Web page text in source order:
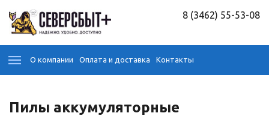
8 (3462) 55-53-08
О компании Оплата и доставка Контакты
Пилы аккумуляторные